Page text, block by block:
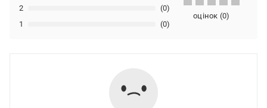
1 (0)
2 (0)
оцінок (0)